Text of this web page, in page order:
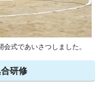
式であいさつしました。
研修